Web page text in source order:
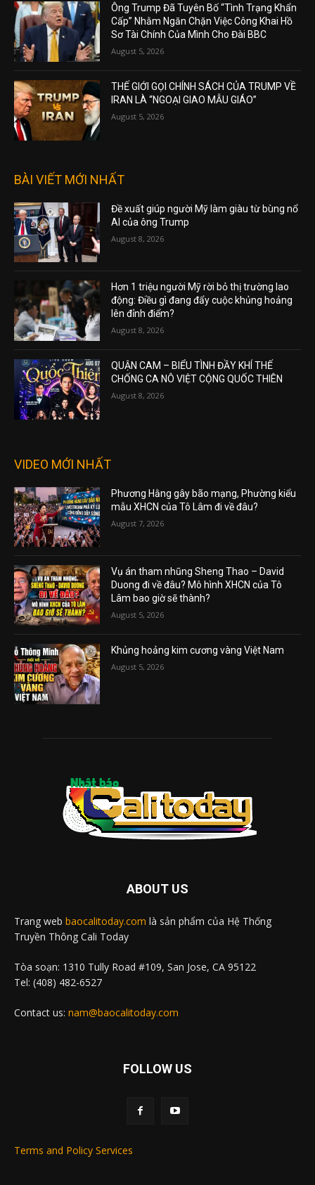
Ông Trump Đã Tuyên Bố “Tình Trạng Khẩn
Cấp” Nhằm Ngăn Chặn Việc Công Khai Hồ
Sơ Tài Chính Của Mình Cho Đài BBC
August 5, 2026
THẾ GIỚI GỌI CHÍNH SÁCH CỦA TRUMP VỀ
IRAN LÀ “NGOẠI GIAO MẪU GIÁO”
August 5, 2026
BÀI VIẾT MỚI NHẤT
Đề xuất giúp người Mỹ làm giàu từ bùng nổ
AI của ông Trump
August 8, 2026
Hơn 1 triệu người Mỹ rời bỏ thị trường lao
động: Điều gì đang đẩy cuộc khủng hoảng
lên đỉnh điểm?
August 8, 2026
QUẬN CAM – BIỂU TÌNH ĐẦY KHÍ THẾ
CHỐNG CA NÔ VIỆT CỘNG QUỐC THIÊN
August 8, 2026
VIDEO MỚI NHẤT
Phương Hằng gây bão mạng, Phường kiểu
mẫu XHCN của Tô Lâm đi về đâu?
August 7, 2026
Vụ án tham nhũng Sheng Thao – David
Duong đi về đâu? Mô hình XHCN của Tô
Lâm bao giờ sẽ thành?
August 5, 2026
Khủng hoảng kim cương vàng Việt Nam
August 5, 2026
ABOUT US
Trang web baocalitoday.com là sản phẩm của Hệ Thống
Truyền Thông Cali Today
Tòa soạn: 1310 Tully Road #109, San Jose, CA 95122
Tel: (408) 482-6527
Contact us: nam@baocalitoday.com
FOLLOW US
Terms and Policy Services